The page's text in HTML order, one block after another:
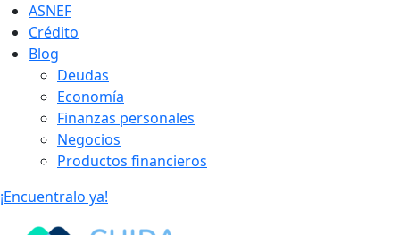
ASNEF
Crédito
Blog
Deudas
Economía
Finanzas personales
Negocios
Productos financieros
¡Encuentralo ya!